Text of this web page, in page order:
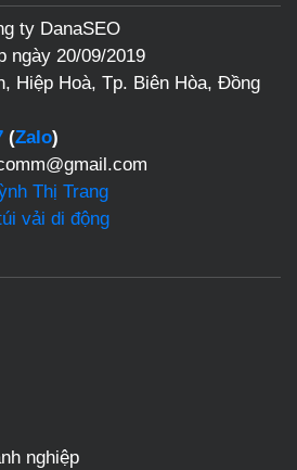
ty DanaSEO
ngày 20/09/2019
Hiệp Hoà, Tp. Biên Hòa, Đồng
(Zalo)
Thị Trang
vải di động
nghiệp